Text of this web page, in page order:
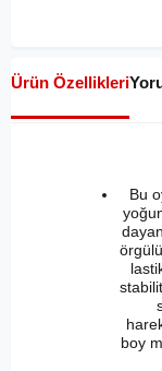
Ürün Özellikleri
Bu
boy